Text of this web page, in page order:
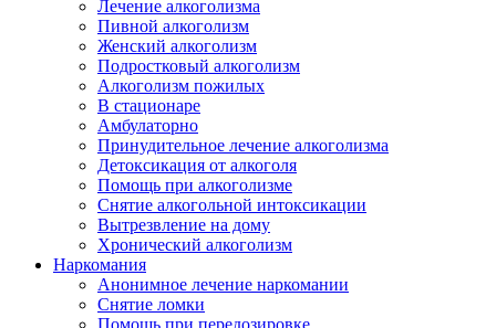
Лечение алкоголизма
Пивной алкоголизм
Женский алкоголизм
Подростковый алкоголизм
Алкоголизм пожилых
В стационаре
Амбулаторно
Принудительное лечение алкоголизма
Детоксикация от алкоголя
Помощь при алкоголизме
Снятие алкогольной интоксикации
Вытрезвление на дому
Хронический алкоголизм
Наркомания
Анонимное лечение наркомании
Снятие ломки
Помощь при передозировке